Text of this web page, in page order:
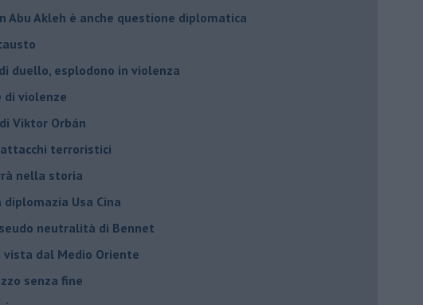
Abu Akleh è anche questione diplomatica
duello, esplodono in violenza
di violenze
Viktor Orbán
attacchi terroristici
nella storia
diplomazia Usa Cina
neutralità di Bennet
vista dal Medio Oriente
senza fine